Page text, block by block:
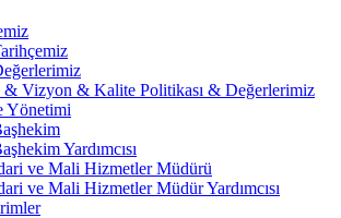
Vizyon & Kalite Politikası & Değerlerimiz
Yönetimi
Yardımcısı
ve Mali Hizmetler Müdürü
ve Mali Hizmetler Müdür Yardımcısı